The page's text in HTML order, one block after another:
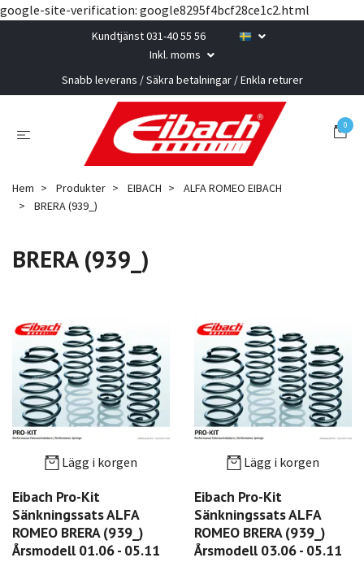
google-site-verification: google8295f4bcf28ce1c2.html
Kundtjänst 031-40 55 56
Inkl. moms
Snabb leverans / Säkra betalningar / Enkla returer
0
Hem Produkter EIBACH
ALFA ROMEO EIBACH
BRERA (939_)
BRERA (939_)
Lägg i korgen
Eibach Pro-Kit
Sänkningssats ALFA
ROMEO BRERA (939_)
Årsmodell 01.06 - 05.11
Lägg i korgen
Eibach Pro-Kit
Sänkningssats ALFA
ROMEO BRERA (939_)
Årsmodell 03.06 - 05.11